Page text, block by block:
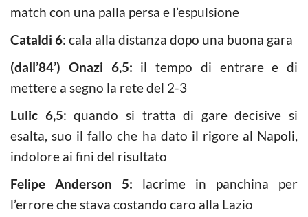
match con una palla persa e l’espulsione
Cataldi 6: cala alla distanza dopo una buona gara
(dall’84’) Onazi 6,5: il tempo di entrare e di
mettere a segno la rete del 2-3
Lulic 6,5: quando si tratta di gare decisive si
esalta, suo il fallo che ha dato il rigore al Napoli,
indolore ai fini del risultato
Felipe Anderson 5: lacrime in panchina per
l’errore che stava costando caro alla Lazio